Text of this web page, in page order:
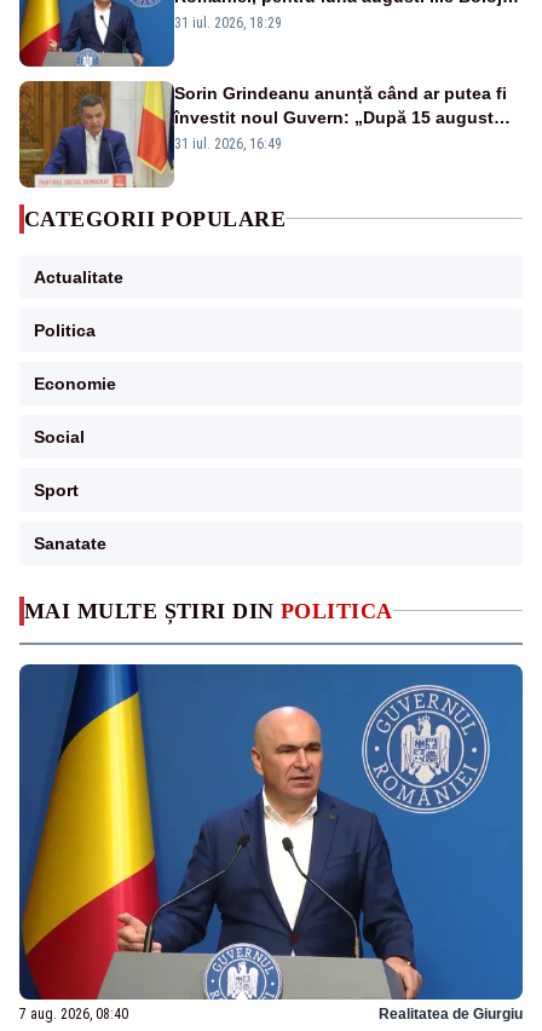
MAI MULTE ȘTIRI DIN POLITICA
7 aug. 2026, 08:40 Realitatea de Giurgiu
a anunțat importuri și posibile restricții –
31 iul. 2026, 18:29
Sorin Grindeanu anunță când ar putea fi
învestit noul Guvern: „După 15 august
sunt șanse mai mari”
31 iul. 2026, 16:49
CATEGORII POPULARE
Actualitate
Politica
Economie
Social
Sport
Sanatate